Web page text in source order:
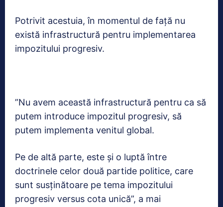
Potrivit acestuia, în momentul de față nu
există infrastructură pentru implementarea
impozitului progresiv.
”Nu avem această infrastructură pentru ca să
putem introduce impozitul progresiv, să
putem implementa venitul global.
Pe de altă parte, este și o luptă între
doctrinele celor două partide politice, care
sunt susținătoare pe tema impozitului
progresiv versus cota unică”, a mai